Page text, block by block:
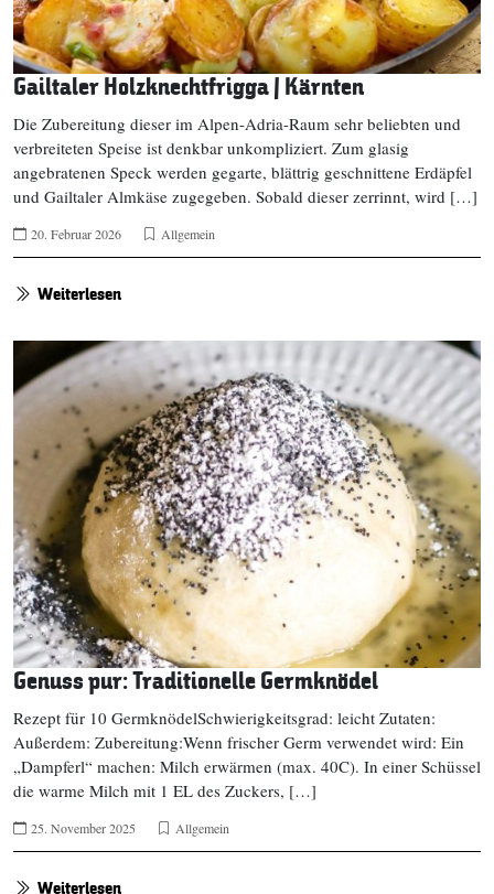
Gailtaler Holzknechtfrigga | Kärnten
Die Zubereitung dieser im Alpen-Adria-Raum sehr beliebten und
verbreiteten Speise ist denkbar unkompliziert. Zum glasig
angebratenen Speck werden gegarte, blättrig geschnittene Erdäpfel
und Gailtaler Almkäse zugegeben. Sobald dieser zerrinnt, wird […]
20. Februar 2026 Allgemein
Weiterlesen
Genuss pur: Traditionelle Germknödel
Rezept für 10 GermknödelSchwierigkeitsgrad: leicht Zutaten:
Außerdem: Zubereitung:Wenn frischer Germ verwendet wird: Ein
„Dampferl“ machen: Milch erwärmen (max. 40C). In einer Schüssel
die warme Milch mit 1 EL des Zuckers, […]
25. November 2025 Allgemein
Weiterlesen